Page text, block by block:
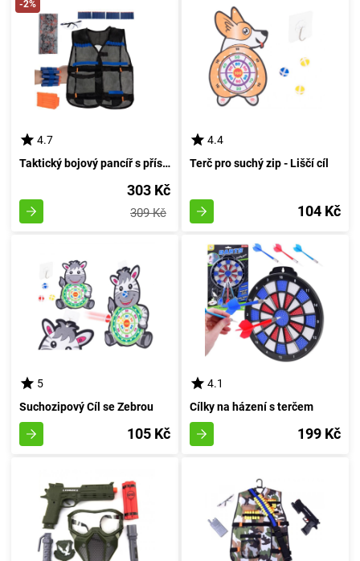
-2%
4.7
Taktický bojový pancíř s příslušenstvím
303 Kč
309 Kč
4.4
Terč pro suchý zip - Liščí cíl
104 Kč
5
Suchozipový Cíl se Zebrou
105 Kč
4.1
Cílky na házení s terčem
199 Kč